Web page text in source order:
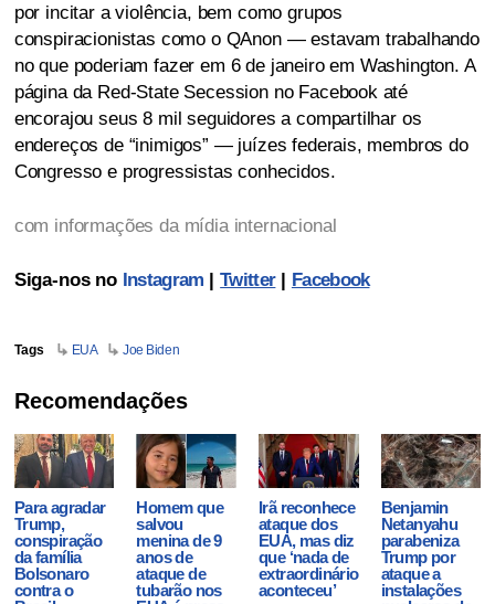
por incitar a violência, bem como grupos
conspiracionistas como o QAnon — estavam trabalhando
no que poderiam fazer em 6 de janeiro em Washington. A
página da Red-State Secession no Facebook até
encorajou seus 8 mil seguidores a compartilhar os
endereços de “inimigos” — juízes federais, membros do
Congresso e progressistas conhecidos.
com informações da mídia internacional
Siga-nos no Instagram |Twitter| Facebook
Tags EUA Joe Biden
Recomendações
Para agradar
Trump,
conspiração
da família
Bolsonaro
contra o
Homem que
salvou
menina de 9
anos de
ataque de
tubarão nos
Irã reconhece
ataque dos
EUA, mas diz
que ‘nada de
extraordinário
aconteceu’
Benjamin
Netanyahu
parabeniza
Trump por
ataque a
instalações